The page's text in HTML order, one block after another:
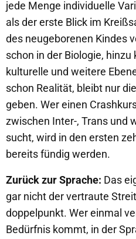
jede Menge individuelle
als der erste Blick im
des neugeborenen Kindes
schon in der Biologie,
kulturelle und weitere
schon Realität, bleibt nur
geben. Wer einen
zwischen Inter-, Trans und
sucht, wird in den ersten
bereits fündig werden.
Zurück zur Sprache: Das
gar nicht der vertraute
doppelpunkt. Wer einmal
Bedürfnis kommt, in der